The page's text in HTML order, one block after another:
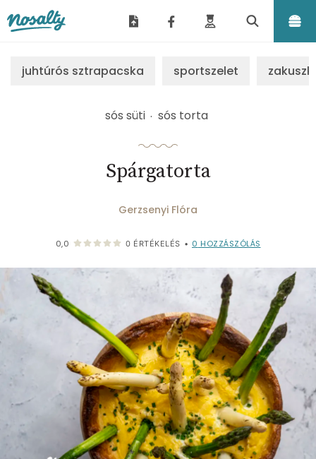
juhtúrós sztrapacska sportszelet
sós süti sós torta
Spárgatorta
Gerzsenyi Flóra
0,0 0 ÉRTÉKELÉS • 0 HOZZÁSZÓLÁS